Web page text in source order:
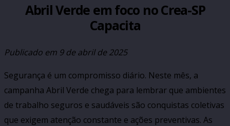
Abril Verde em foco no Crea-SP
Capacita
Publicado em 9 de abril de 2025
Segurança é um compromisso diário. Neste mês, a
campanha Abril Verde chega para lembrar que ambientes
de trabalho seguros e saudáveis são conquistas coletivas
que exigem atenção constante e ações preventivas. As